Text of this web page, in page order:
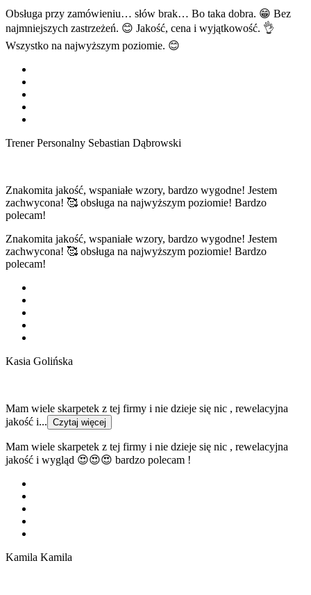
Obsługa przy zamówieniu… słów brak… Bo taka dobra. 😁 Bez
najmniejszych zastrzeżeń. 😊 Jakość, cena i wyjątkowość. 👌
Wszystko na najwyższym poziomie. 😊
Trener Personalny Sebastian Dąbrowski
Znakomita jakość, wspaniałe wzory, bardzo wygodne! Jestem
zachwycona! 🥰 obsługa na najwyższym poziomie! Bardzo
polecam!
Znakomita jakość, wspaniałe wzory, bardzo wygodne! Jestem
zachwycona! 🥰 obsługa na najwyższym poziomie! Bardzo
polecam!
Kasia Golińska
Mam wiele skarpetek z tej firmy i nie dzieje się nic , rewelacyjna
jakość i... Czytaj więcej
Mam wiele skarpetek z tej firmy i nie dzieje się nic , rewelacyjna
jakość i wygląd 😍😍😍 bardzo polecam !
Kamila Kamila